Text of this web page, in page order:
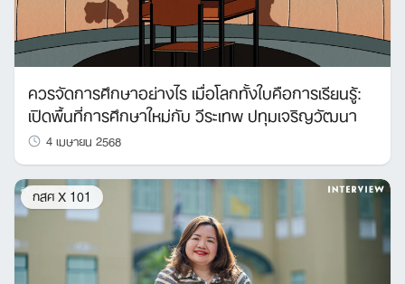
ควรจัดการศึกษาอย่างไร เมื่อโลกทั้งใบคือการเรียนรู้:
เปิดพื้นที่การศึกษาใหม่กับ วีระเทพ ปทุมเจริญวัฒนา
4 เมษายน 2568
กสศ X 101